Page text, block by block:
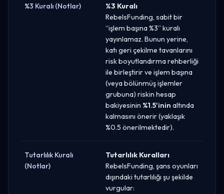
%3 Kuralı (Notlar)
%3 Kuralı
RebelsFunding, sabit bir
“işlem başına %3” kuralı
yayınlamaz. Bunun yerine,
katı geri çekilme tavanlarını
risk boyutlandırma rehberliği
ile birleştirir ve işlem başına
(veya bölünmüş işlemler
grubuna) riskin hesap
bakiyesinin %1.5'inin altında
kalmasını önerir (yaklaşık
%0.5 önerilmektedir).
Tutarlılık Kuralı
(Notlar)
Tutarlılık Kuralları
RebelsFunding, şans oyunları
dışındaki tutarlılığı şu şekilde
vurgular: